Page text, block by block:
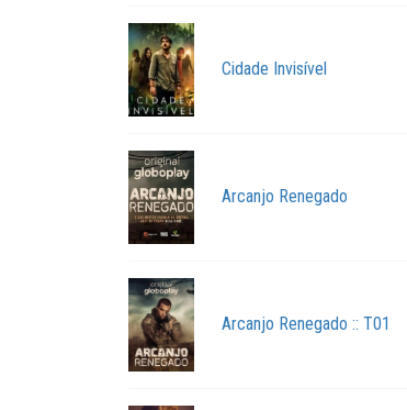
Cidade Invisível
Arcanjo Renegado
Arcanjo Renegado :: T01